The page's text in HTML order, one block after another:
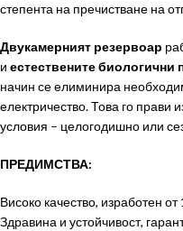
степента на пречистване на
Двукамерният резервоар
и естествените биологични
начин се елиминира
електричество. Това го прави
условия – целогодишно или
ПРЕДИМСТВА:
Високо качество, изработен
Здравина и устойчивост,